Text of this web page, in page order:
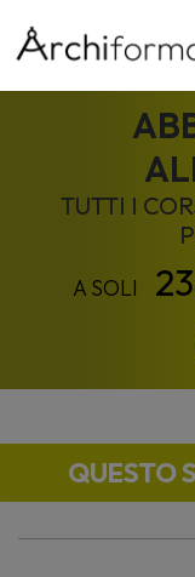
TUTTI I
QUESTO